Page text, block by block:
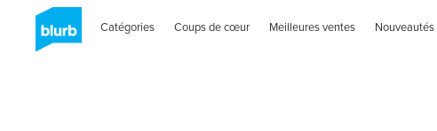
Catégories Coups de cœur Meilleures ventes Nouveautés